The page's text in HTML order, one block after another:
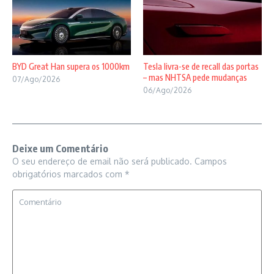
BYD Great Han supera os 1000km
07/Ago/2026
Tesla livra-se de recall das portas
– mas NHTSA pede mudanças
06/Ago/2026
Deixe um Comentário
O seu endereço de email não será publicado. Campos
obrigatórios marcados com *